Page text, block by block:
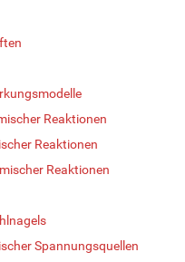
Reaktionen
Reaktionen
Reaktionen
Spannungsquellen